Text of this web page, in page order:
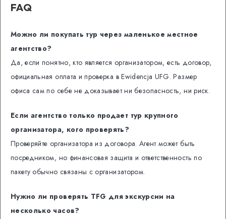
FAQ
Можно ли покупать тур через маленькое местное
агентство?
Да, если понятно, кто является организатором, есть договор,
официальная оплата и проверка в Ewidencja UFG. Размер
офиса сам по себе не доказывает ни безопасность, ни риск.
Если агентство только продает тур крупного
организатора, кого проверять?
Проверяйте организатора из договора. Агент может быть
посредником, но финансовая защита и ответственность по
пакету обычно связаны с организатором.
Нужно ли проверять TFG для экскурсии на
несколько часов?